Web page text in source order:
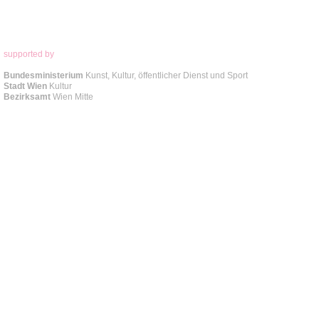
supported by
Bundesministerium Kunst, Kultur, öffentlicher Dienst und Sport
Stadt Wien Kultur
Bezirksamt Wien Mitte